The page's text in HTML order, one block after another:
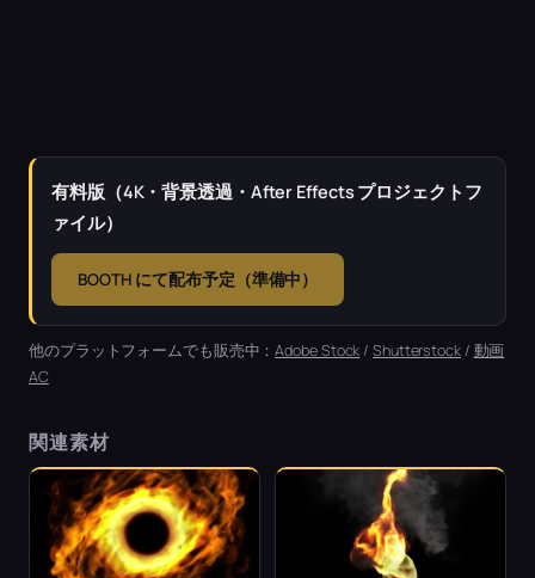
有料版（4K・背景透過・After Effects プロジェクトフ
ァイル）
BOOTH にて配布予定（準備中）
他のプラットフォームでも販売中：Adobe Stock /Shutterstock/ 動画
AC
関連素材